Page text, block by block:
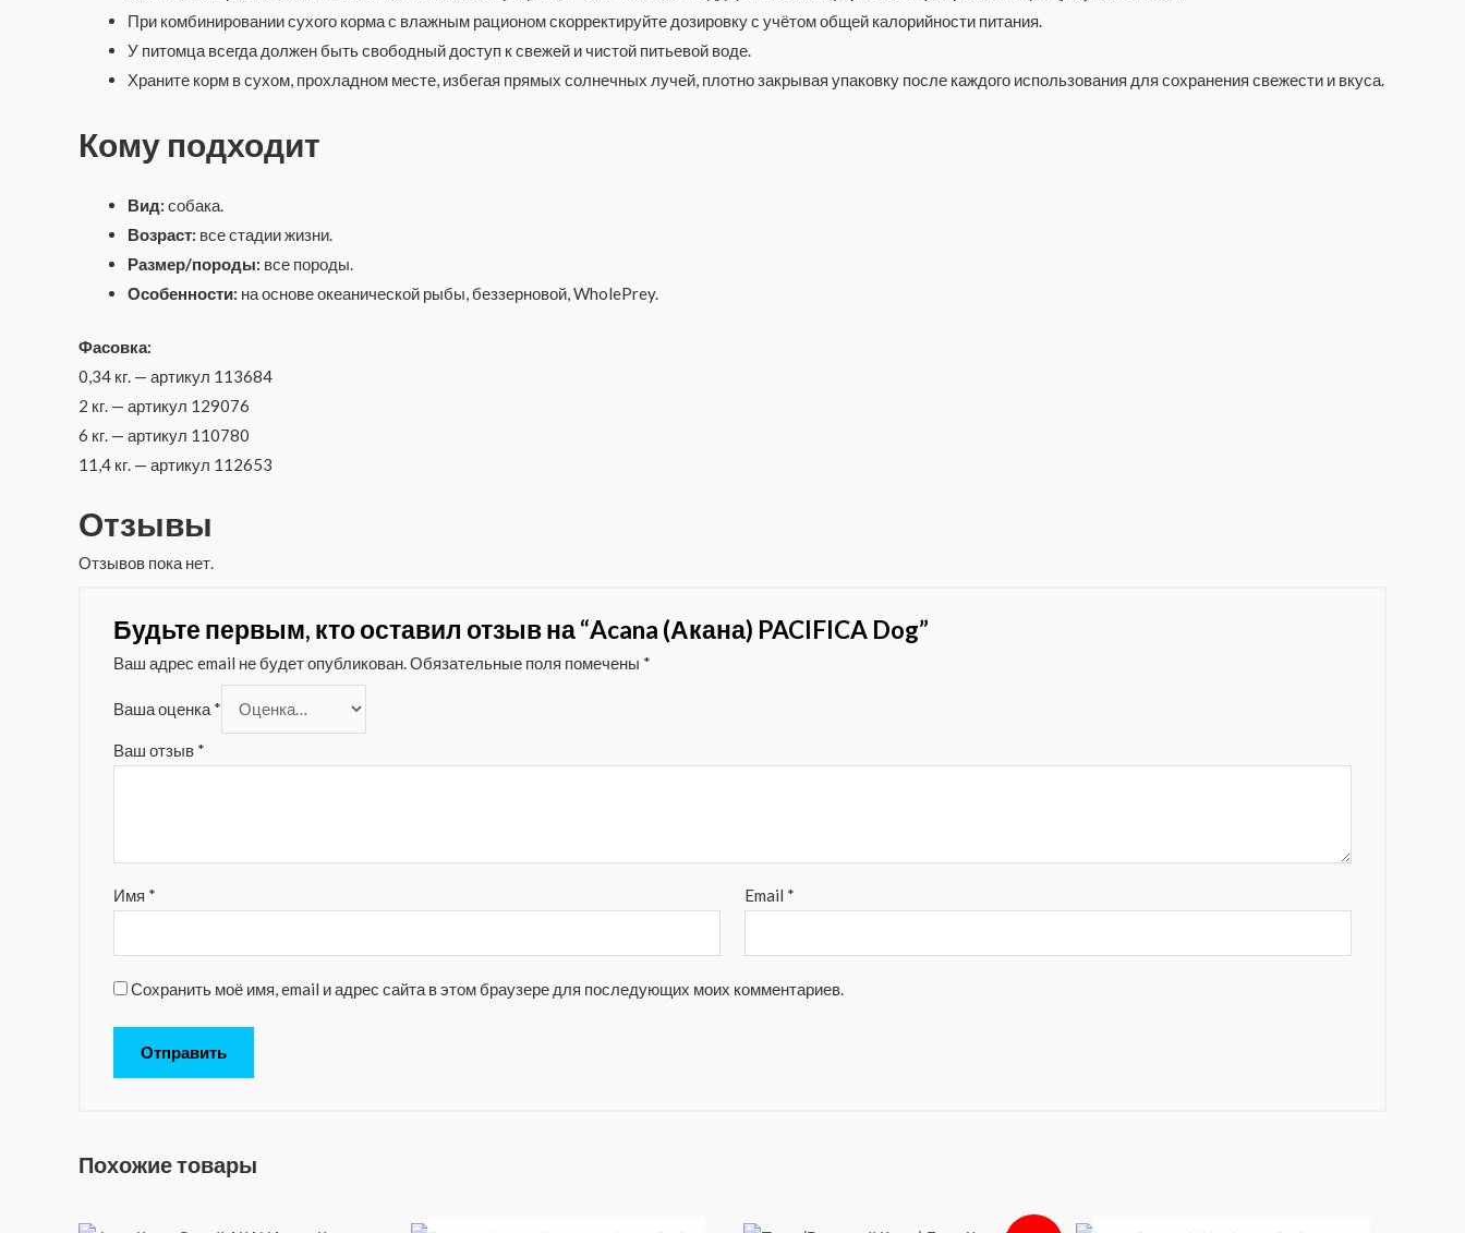
При комбинировании сухого корма с влажным рационом скорректируйте дозировку с учётом общей калорийности питания.
У питомца всегда должен быть свободный доступ к свежей и чистой питьевой воде.
Храните корм в сухом, прохладном месте, избегая прямых солнечных лучей, плотно закрывая упаковку после каждого использования для сохранения свежести и вкуса.
Кому подходит
Вид: собака.
Возраст: все стадии жизни.
Размер/породы: все породы.
Особенности: на основе океанической рыбы, беззерновой, WholePrey.
Фасовка:
0,34 кг. — артикул 113684
2 кг. — артикул 129076
6 кг. — артикул 110780
11,4 кг. — артикул 112653
Отзывы
Отзывов пока нет.
Будьте первым, кто оставил отзыв на “Acana (Акана) PACIFICA Dog”
Ваш адрес email не будет опубликован.Обязательные поля помечены *
Ваша оценка *
Ваш отзыв *
Имя * Email *
Сохранить моё имя, email и адрес сайта в этом браузере для последующих моих комментариев.
Похожие товары